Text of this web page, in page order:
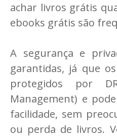
achar livros grátis
ebooks grátis são
A segurança e
garantidas, já que
protegidos por
Management) e
facilidade, sem
ou perda de livros.